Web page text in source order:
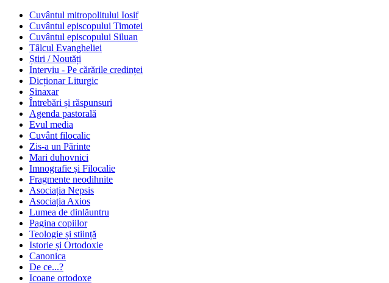
Cuvântul mitropolitului Iosif
Cuvântul episcopului Timotei
Cuvântul episcopului Siluan
Tâlcul Evangheliei
Știri / Noutăți
Interviu - Pe cărările credinței
Dicționar Liturgic
Sinaxar
Întrebări și răspunsuri
Agenda pastorală
Evul media
Cuvânt filocalic
Zis-a un Părinte
Mari duhovnici
Imnografie și Filocalie
Fragmente neodihnite
Asociația Nepsis
Asociația Axios
Lumea de dinlăuntru
Pagina copiilor
Teologie și stiință
Istorie și Ortodoxie
Canonica
De ce...?
Icoane ortodoxe